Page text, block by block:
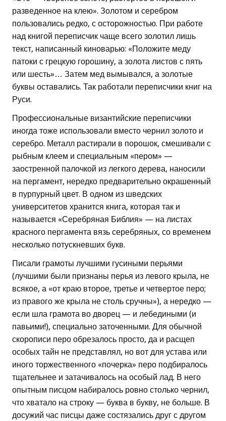
разведенное на клею». Золотом и серебром
пользовались редко, с осторожностью. При работе
над книгой переписчик чаще всего золотил лишь
текст, написанный киноварью: «Положите меду
патоки с грецкую горошину, а золота листов с пять
или шесть»… Затем мед вымывался, а золотые
буквы оставались. Так работали переписчики книг на
Руси.
Профессиональные византийские переписчики
иногда тоже использовали вместо чернил золото и
серебро. Металл растирали в порошок, смешивали с
рыбным клеем и специальным «пером» —
заостренной палочкой из легкого дерева, наносили
на пергамент, нередко предварительно окрашенный
в пурпурный цвет. В одном из шведских
университетов хранится книга, которая так и
называется «Серебряная Библия» — на листах
красного пергамента вязь серебряных, со временем
несколько потускневших букв.
Писали грамоты лучшими гусиными перьями
(лучшими были признаны перья из левого крыла, не
всякое, а «от краю второе, третье и четвертое перо;
из правого же крыла не столь сручны»), а нередко —
если шла грамота во дворец — и лебедиными (и
павьими!), специально заточенными. Для обычной
скорописи перо обрезалось просто, да и расщеп
особых тайн не представлял, но вот для устава или
иного торжественного «почерка» перо подбиралось
тщательнее и затачивалось на особый лад. В него
опытным писцом набиралось ровно столько чернил,
что хватало на строку — буква в букву, не больше. В
досужий час писцы даже состязались друг с другом